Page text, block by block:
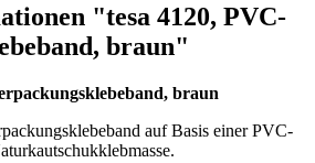
"tesa 4120, PVC-
braun"
braun
auf Basis einer PVC-